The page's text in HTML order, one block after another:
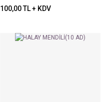
100,00 TL + KDV